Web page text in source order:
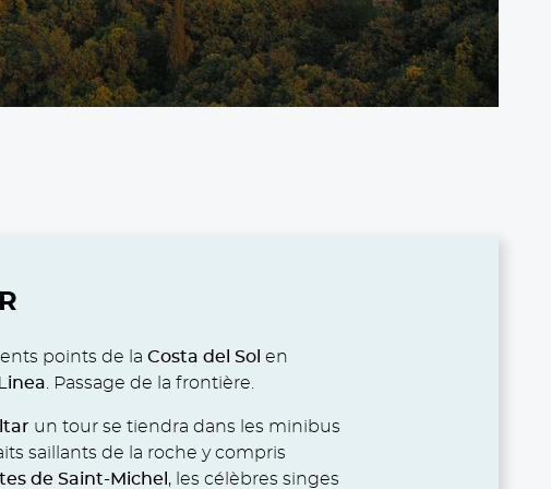
points de laCosta del Sol en
Linea . Passage de la frontière.
un tour se tiendra dans les minibus
saillants de la roche y compris
de Saint-Michel , les célèbres singes